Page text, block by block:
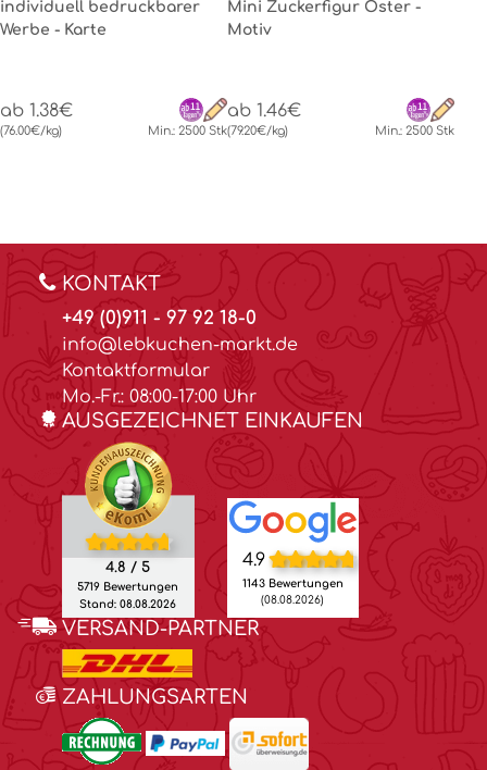
individuell bedruckbarer
Werbe - Karte
ab 1.38€
(76.00€/kg) Min.: 2500 Stk
Mini Zuckerfigur Oster -
Motiv
ab 1.46€
(79.20€/kg) Min.: 2500 Stk
KONTAKT
+49 (0)911 - 97 92 18-0
info@lebkuchen-markt.de
Kontaktformular
Mo.-Fr.: 08:00-17:00 Uhr
AUSGEZEICHNET EINKAUFEN
4.8 / 5
5719 Bewertungen
Stand: 08.08.2026
4.9
1143 Bewertungen
(08.08.2026)
VERSAND-PARTNER
ZAHLUNGSARTEN